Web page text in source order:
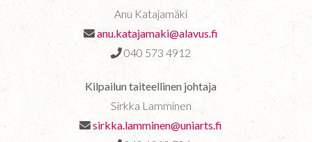
Anu Katajamäki
anu.katajamaki@alavus.fi
040 573 4912
Kilpailun taiteellinen johtaja
Sirkka Lamminen
sirkka.lamminen@uniarts.fi